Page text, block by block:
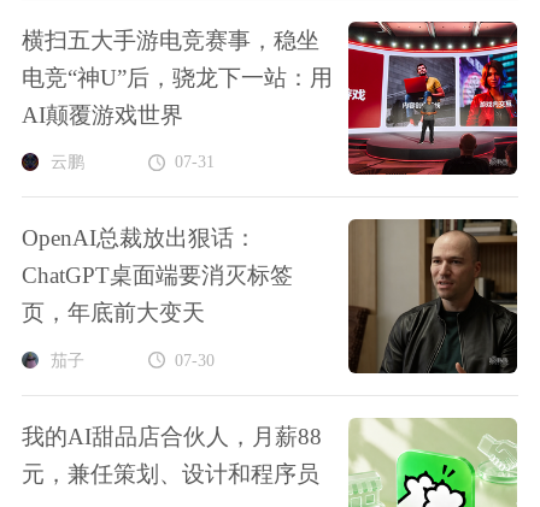
横扫五大手游电竞赛事，稳坐
电竞“神U”后，骁龙下一站：用
AI颠覆游戏世界
云鹏 07-31
OpenAI总裁放出狠话：
ChatGPT桌面端要消灭标签
页，年底前大变天
茄子 07-30
我的AI甜品店合伙人，月薪88
元，兼任策划、设计和程序员